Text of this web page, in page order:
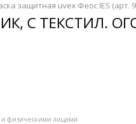
защитная uvex Феос IES (арт.
С ТЕКСТИЛ.
и физическими лицами